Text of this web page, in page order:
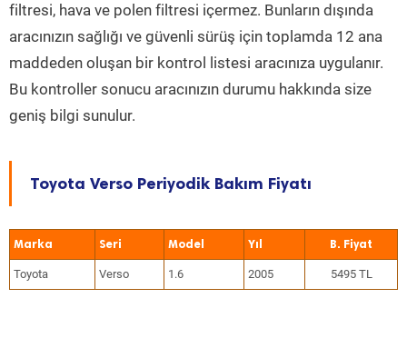
filtresi, hava ve polen filtresi içermez. Bunların dışında
aracınızın sağlığı ve güvenli sürüş için toplamda 12 ana
maddeden oluşan bir kontrol listesi aracınıza uygulanır.
Bu kontroller sonucu aracınızın durumu hakkında size
geniş bilgi sunulur.
Toyota Verso Periyodik Bakım Fiyatı
Marka Seri Model Yıl
Toyota Verso 1.6 2005 5495 TL